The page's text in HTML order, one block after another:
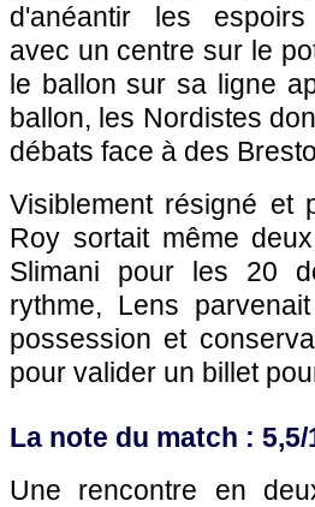
d'anéantir les
avec un centre sur le
le ballon sur sa ligne
ballon, les Nordistes
débats face à des
Visiblement résigné et
Roy sortait même
Slimani pour les 20
rythme, Lens
possession et
pour valider un billet
La note du match : 5,5/
Une rencontre en